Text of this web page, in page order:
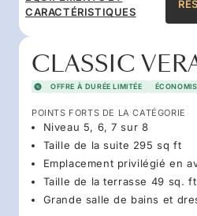
CARACTÉRISTIQUES
CLASSIC
OFFRE À DURÉE LIMITÉE
POINTS FORTS DE LA CATÉGORIE
Niveau 5, 6, 7 sur 8
Taille de la suite 295 sq ft
Emplacement privilégié en
Taille de la terrasse 49 sq.
Grande salle de bains et